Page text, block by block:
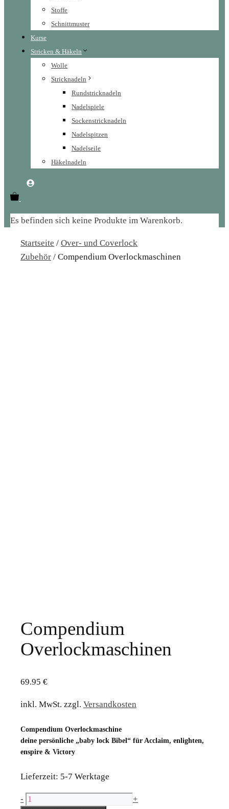
Stoffe
Schnittmuster
Kurse
Stricken & Häkeln
Wolle
Stricknadeln
Rundstricknadeln
Nadelspiele
Sockenstricknadeln
Nadelspitzen
Nadelseile
Häkelnadeln
Es befinden sich keine Produkte im Warenkorb.
Startseite / Over- und Coverlock
Zubehör / Compendium Overlockmaschinen
Compendium
Overlockmaschinen
69.95 €
inkl. MwSt. zzgl. Versandkosten
Compendium Overlockmaschine
deine persönliche „baby lock Bibel“ für Acclaim, enlighten,
enspire & Victory
Lieferzeit: 5-7 Werktage
- Compendium
+